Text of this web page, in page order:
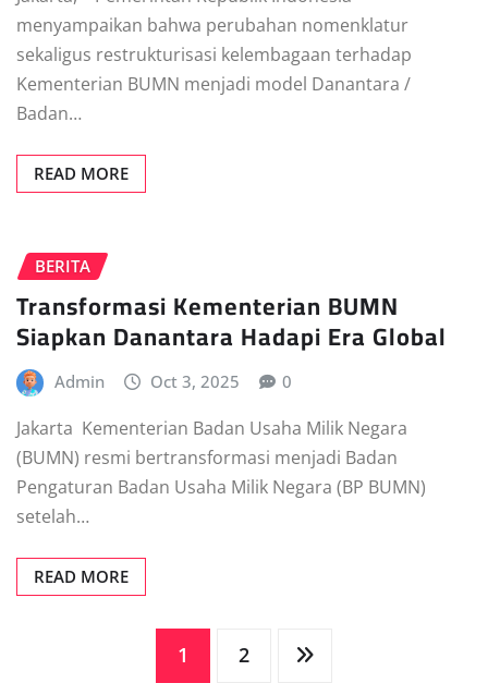
menyampaikan bahwa perubahan nomenklatur
sekaligus restrukturisasi kelembagaan terhadap
Kementerian BUMN menjadi model Danantara /
Badan…
READ MORE
BERITA
Transformasi Kementerian BUMN
Siapkan Danantara Hadapi Era Global
Admin Oct 3, 2025 0
Jakarta  Kementerian Badan Usaha Milik Negara
(BUMN) resmi bertransformasi menjadi Badan
Pengaturan Badan Usaha Milik Negara (BP BUMN)
setelah…
READ MORE
1 2